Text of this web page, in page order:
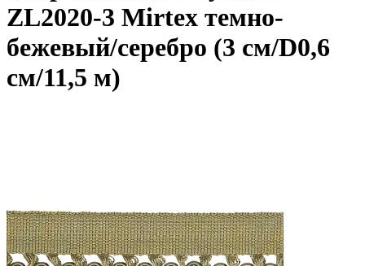
ZL2020-3 Mirtex темно-
бежевый/серебро (3 см/D0,6
см/11,5 м)